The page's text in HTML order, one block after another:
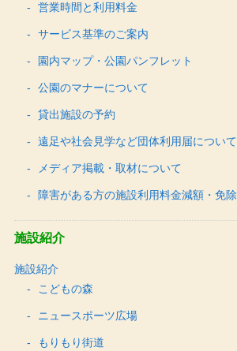
営業時間と利用料金
サービス基準のご案内
園内マップ・公園パンフレット
公園のマナーについて
貸出施設の予約
遠足や社会見学など団体利用届について
メディア掲載・取材について
障害がある方の施設利用料金減額・免
施設紹介
施設紹介
こどもの森
ニュースポーツ広場
もりもり街道